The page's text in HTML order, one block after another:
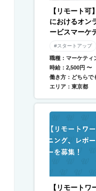
【リモート
におけるオン
ービスマーケ
ケターを募集
#スタートアップ
職種：マーケティ
時給：2,500円 〜
働き方：どちらで
エリア：東京都
【リモート